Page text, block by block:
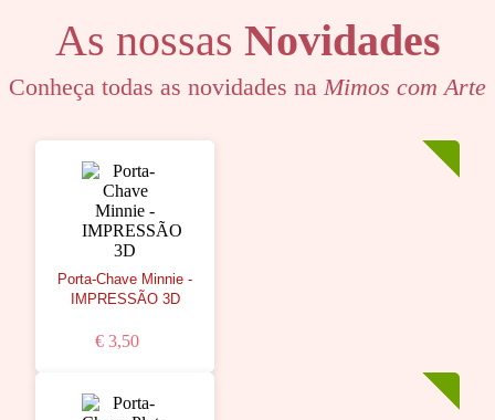
As nossas Novidades
Conheça todas as novidades na Mimos com Arte
Porta-Chave Minnie -
IMPRESSÃO 3D
€ 3,50